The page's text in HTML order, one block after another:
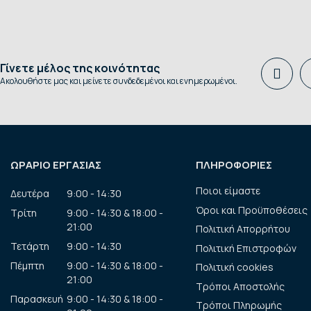
Γίνετε μέλος της κοινότητας
Ακολουθήστε μας και μείνετε συνδεδεμένοι και ενημερωμένοι.
ΩΡΑΡΙΟ ΕΡΓΑΣΙΑΣ
Δευτέρα
9:00 - 14:30
Τρίτη
9:00 - 14:30 & 18:00 -
21:00
Τετάρτη
9:00 - 14:30
Πέμπτη
9:00 - 14:30 & 18:00 -
21:00
Παρασκευή 9:00 - 14:30 & 18:00 -
ΠΛΗΡΟΦΟΡΙΕΣ
Ποιοι είμαστε
Όροι και Προϋποθέσεις
Πολιτική Απορρήτου
Πολιτική Επιστροφών
Πολιτική cookies
Τρόποι Αποστολής
Τρόποι Πληρωμής